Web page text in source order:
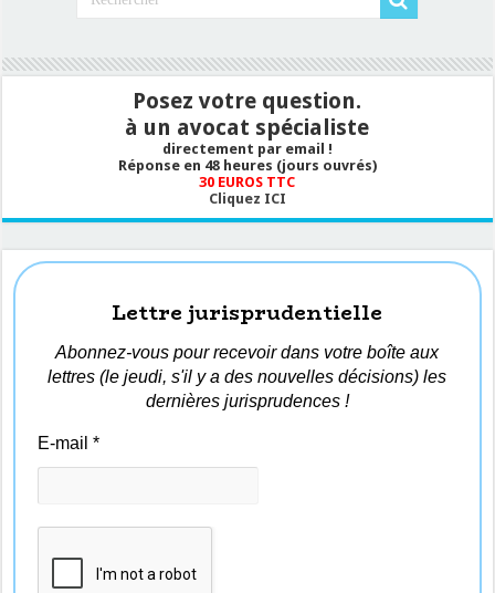
Posez votre question.
à un avocat spécialiste
directement par email !
Réponse en 48 heures (jours ouvrés)
30 EUROS TTC
Cliquez ICI
Lettre jurisprudentielle
Abonnez-vous pour recevoir dans votre boîte aux
lettres (le jeudi, s'il y a des nouvelles décisions) les
dernières jurisprudences !
E-mail*